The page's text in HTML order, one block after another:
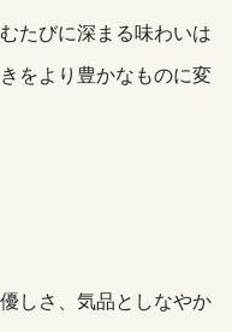
たびに深まる味わいは
をより豊かなものに変
しさ、気品としなやか